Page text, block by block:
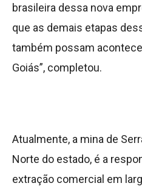
brasileira dessa nova
que as demais etapas
também possam
Goiás”, completou.
Atualmente, a mina de
Norte do estado, é a
extração comercial em